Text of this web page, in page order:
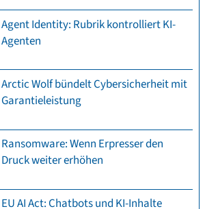
Agent Identity: Rubrik kontrolliert KI-
Agenten
Arctic Wolf bündelt Cybersicherheit mit
Garantieleistung
Ransomware: Wenn Erpresser den
Druck weiter erhöhen
EU AI Act: Chatbots und KI-Inhalte